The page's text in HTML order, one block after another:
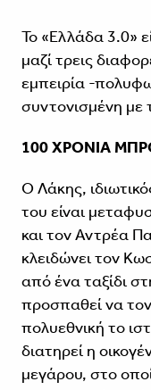
Το «Ελλάδα 3.0»
μαζί τρεις
εμπειρία -
συντονισμένη με
100 ΧΡΟΝΙΑ
Ο Λάκης,
του είναι
και τον Αντρέα
κλειδώνει τον
από ένα ταξίδι
προσπαθεί να
πολυεθνική το
διατηρεί η
μεγάρου, στο